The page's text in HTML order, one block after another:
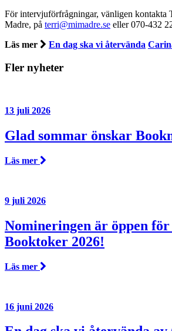
För intervjuförfrågningar, vänligen kontakta
Madre, på terri@mimadre.se eller 070-432
Läs mer
En dag ska vi återvända
Fler nyheter
13 juli 2026
Glad sommar önskar
Läs mer
9 juli 2026
Nomineringen är öppen
Booktoker 2026!
Läs mer
16 juni 2026